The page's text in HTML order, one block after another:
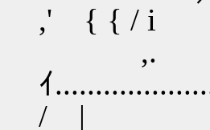
,' { { / i
,.
ｲ
/ |